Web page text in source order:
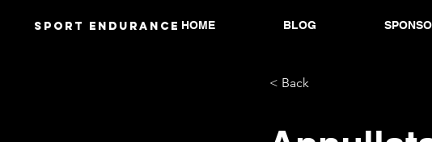
Sport endurANCE HOME BLOG
< Back